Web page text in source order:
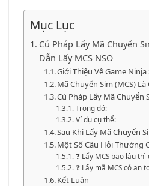
Mục Lục
Cú Pháp Lấy Mã Chuyển
Dẫn Lấy MCS NSO
Giới Thiệu Về Game
Mã Chuyển Sim (MCS) Là
Cú Pháp Lấy Mã Chuyển
Trong đó:
Ví dụ cụ thể:
Sau Khi Lấy Mã Chuyển
Một Số Câu Hỏi Thường
❓ Lấy MCS bao lâu
❓ Lấy mã MCS có an
Kết Luận